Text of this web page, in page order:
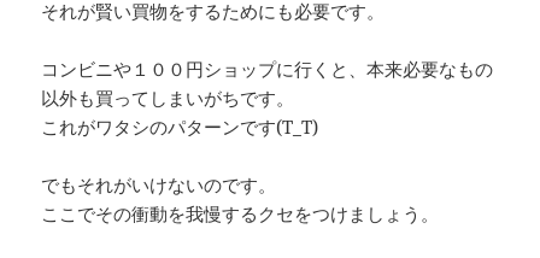
それが賢い買物をするためにも必要です。
コンビニや１００円ショップに行くと、本来必要なもの
以外も買ってしまいがちです。
これがワタシのパターンです(T_T)
でもそれがいけないのです。
ここでその衝動を我慢するクセをつけましょう。